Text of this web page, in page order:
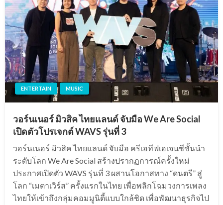
ENTERTAIN MUSIC
วอร์นเนอร์ มิวสิค ไทยแลนด์ จับมือ We Are Social
เปิดตัวโปรเจกต์ WAVS รุ่นที่ 3
วอร์นเนอร์ มิวสิค ไทยแลนด์ จับมือ ครีเอทีฟเอเจนซีชั้นนำ
ระดับโลก We Are Social สร้างปรากฏการณ์ครั้งใหม่
ประกาศเปิดตัว WAVS รุ่นที่ 3 ผสานโอกาสทาง “ดนตรี” สู่
โลก “เมตาเวิร์ส” ครั้งแรกในไทย เพื่อพลิกโฉมวงการเพลง
ไทยให้เข้าถึงกลุ่มคอมมูนิตี้แบบใกล้ชิด เพื่อพัฒนาธุรกิจไป